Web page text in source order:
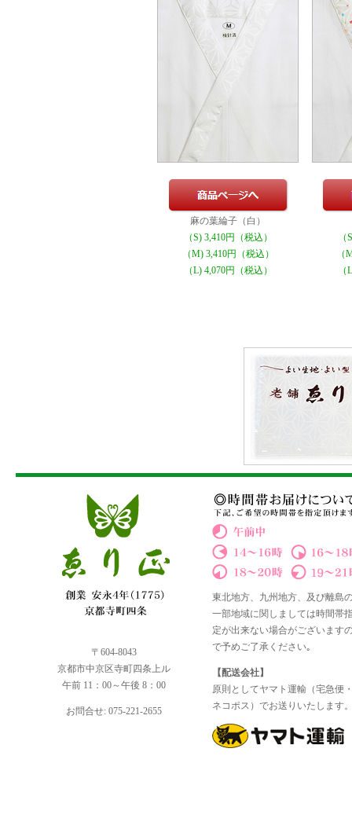
麻の葉綸子（白）
（S) 3,410円（税込）
（M) 3,410円（税込）
（L) 4,070円（税込）
〒604-8043
京都市中京区寺町四条上ル
午前 11：00～午後 8：00
お問合せ: 075-221-2655
東北地方、九州地方、及び離島
一部地域に関しましては時間帯
定が出来ない場合がございます
で予めご了承ください｡
【配送会社】
原則としてヤマト運輸（宅急便
ネコポス）でお送りいたします